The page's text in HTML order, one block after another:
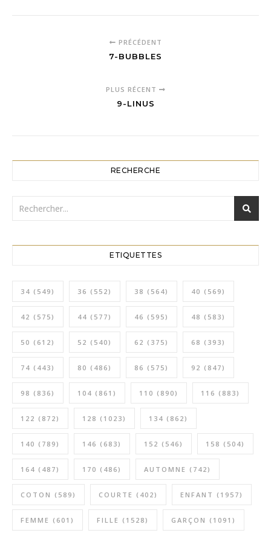
PRÉCÉDENT
7-BUBBLES
PLUS RÉCENT
9-LINUS
RECHERCHE
ETIQUETTES
34 (549) 36 (552) 38 (564) 40 (569)
42 (575) 44 (577) 46 (595) 48 (583)
50 (612) 52 (540) 62 (375) 68 (393)
74 (443) 80 (486) 86 (575) 92 (847)
98 (836) 104 (861) 110 (890) 116 (883)
122 (872) 128 (1023) 134 (862)
140 (789) 146 (683) 152 (546) 158 (504)
164 (487) 170 (486) AUTOMNE (742)
COTON (589) COURTE (402) ENFANT (1957)
FEMME (601) FILLE (1528) GARÇON (1091)